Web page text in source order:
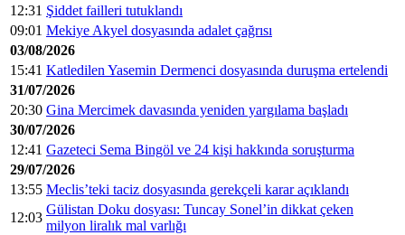
12:31 Şiddet failleri tutuklandı
09:01 Mekiye Akyel dosyasında adalet çağrısı
03/08/2026
15:41 Katledilen Yasemin Dermenci dosyasında duruşma ertelendi
31/07/2026
20:30 Gina Mercimek davasında yeniden yargılama başladı
30/07/2026
12:41 Gazeteci Sema Bingöl ve 24 kişi hakkında soruşturma
29/07/2026
13:55 Meclis’teki taciz dosyasında gerekçeli karar açıklandı
12:03
Gülistan Doku dosyası: Tuncay Sonel’in dikkat çeken
milyon liralık mal varlığı